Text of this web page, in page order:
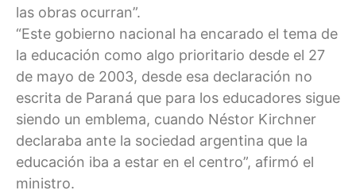
las obras ocurran”.
“Este gobierno nacional ha encarado el tema de
la educación como algo prioritario desde el 27
de mayo de 2003, desde esa declaración no
escrita de Paraná que para los educadores sigue
siendo un emblema, cuando Néstor Kirchner
declaraba ante la sociedad argentina que la
educación iba a estar en el centro”, afirmó el
ministro.